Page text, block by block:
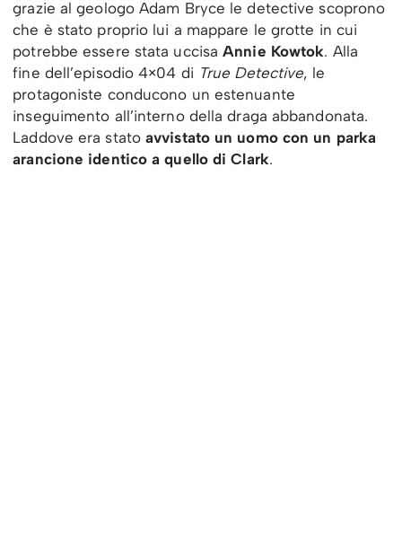
grazie al geologo Adam Bryce le detective scoprono
che è stato proprio lui a mappare le grotte in cui
potrebbe essere stata uccisaAnnie Kowtok. Alla
fine dell’episodio 4×04 di True Detective, le
protagoniste conducono un estenuante
inseguimento all’interno della draga abbandonata.
Laddove era statoavvistato un uomo con un parka
arancione identico a quello di Clark.